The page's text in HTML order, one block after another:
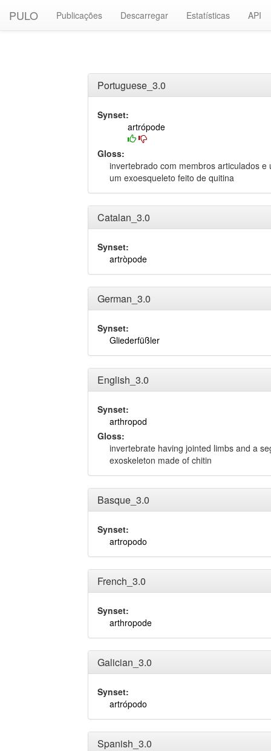
PULO Publicações Descarregar Estatísticas API
Portuguese_3.0
Synset:
artrópode
Gloss:
invertebrado com membros articulados
um exoesqueleto feito de quitina
Catalan_3.0
Synset:
artròpode
German_3.0
Synset:
Gliederfüßler
English_3.0
Synset:
arthropod
Gloss:
invertebrate having jointed limbs and a
exoskeleton made of chitin
Basque_3.0
Synset:
artropodo
French_3.0
Synset:
arthropode
Galician_3.0
Synset:
artrópodo
Spanish_3.0